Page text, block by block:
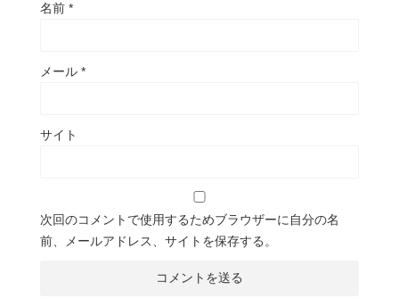
名前 *
メール *
サイト
次回のコメントで使用するためブラウザーに自分の名
前、メールアドレス、サイトを保存する。